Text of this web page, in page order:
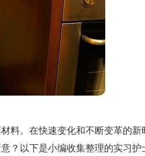
料。在快速变化和不断变革的新
？以下是小编收集整理的实习护